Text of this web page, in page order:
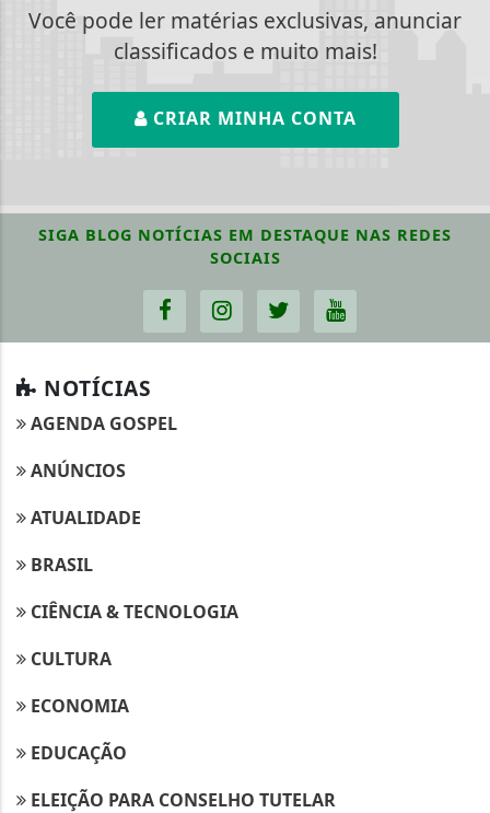
Você pode ler matérias exclusivas, anunciar
classificados e muito mais!
CRIAR MINHA CONTA
SIGA BLOG NOTÍCIAS EM DESTAQUE NAS REDES
SOCIAIS
NOTÍCIAS
AGENDA GOSPEL
ANÚNCIOS
ATUALIDADE
BRASIL
CIÊNCIA & TECNOLOGIA
CULTURA
ECONOMIA
EDUCAÇÃO
ELEIÇÃO PARA CONSELHO TUTELAR